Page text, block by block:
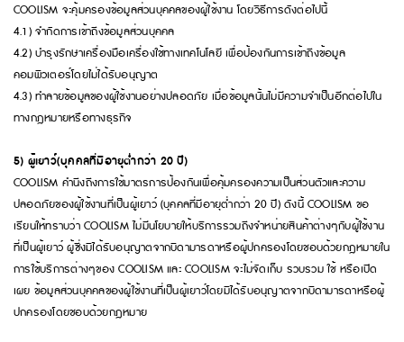
COOLISM จะคุ้มครองข้อมูลส่วนบุคคลของผู้ใช้งาน โดยวิธีการดังต่อไปนี้
4.1) จำกัดการเข้าถึงข้อมูลส่วนบุคคล
4.2) บำรุงรักษาเครื่องมือเครื่องใช้ทางเทคโนโลยี เพื่อป้องกันการเข้าถึงข้อมูล
คอมพิวเตอร์โดยไม่ได้รับอนุญาต
4.3) ทำลายข้อมูลของผู้ใช้งานอย่างปลอดภัย เมื่อข้อมูลนั้นไม่มีความจำเป็นอีกต่อไปใน
ทางกฎหมายหรือทางธุรกิจ
5) ผู้เยาว์(บุคคลที่มีอายุต่ำกว่า 20 ปี)
COOLISM คำนึงถึงการใช้มาตรการป้องกันเพื่อคุ้มครองความเป็นส่วนตัวและความ
ปลอดภัยของผู้ใช้งานที่เป็นผู้เยาว์ (บุคคลที่มีอายุต่ำกว่า 20 ปี) ดังนี้ COOLISM ขอ
เรียนให้ทราบว่า COOLISM ไม่มีนโยบายให้บริการรวมถึงจำหน่ายสินค้าต่างๆกับผู้ใช้งาน
ที่เป็นผู้เยาว์ ผู้ซึ่งมิได้รับอนุญาตจากบิดามารดาหรือผู้ปกครองโดยชอบด้วยกฎหมายใน
การใช้บริการต่างๆของ COOLISM และ COOLISM จะไม่จัดเก็บ รวบรวม ใช้ หรือเปิด
เผย ข้อมูลส่วนบุคคลของผู้ใช้งานที่เป็นผู้เยาว์โดยมิได้รับอนุญาตจากบิดามารดาหรือผู้
ปกครองโดยชอบด้วยกฎหมาย